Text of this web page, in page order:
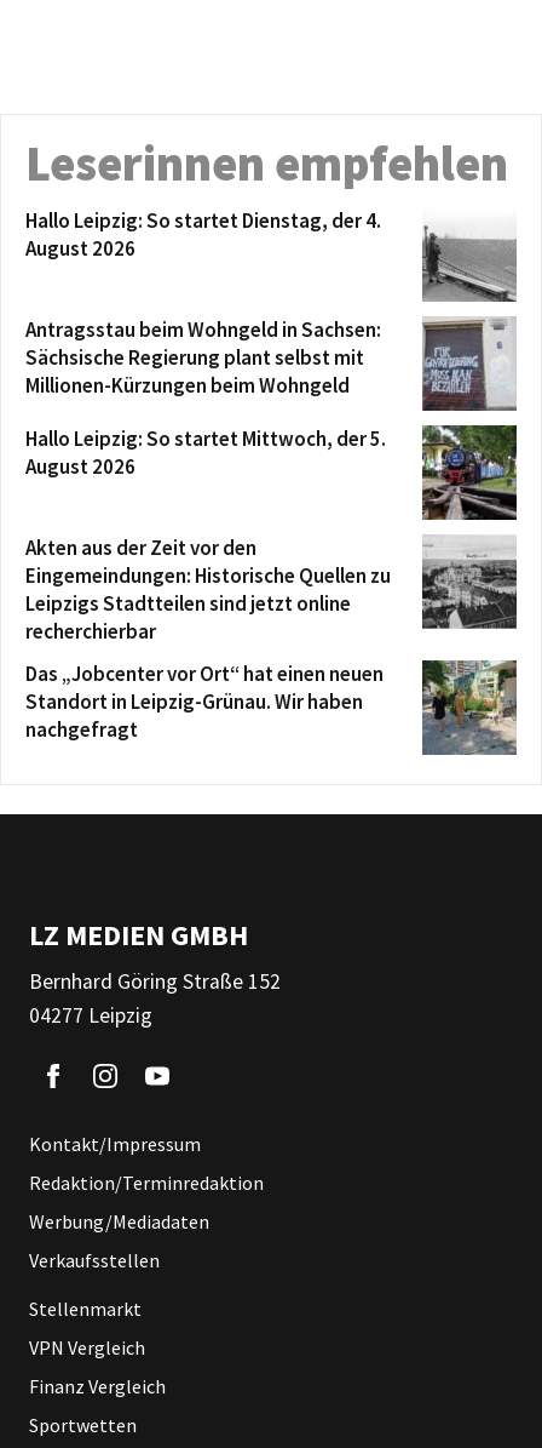
Leserinnen empfehlen
Hallo Leipzig: So startet Dienstag, der 4.
August 2026
Antragsstau beim Wohngeld in Sachsen:
Sächsische Regierung plant selbst mit
Millionen-Kürzungen beim Wohngeld
Hallo Leipzig: So startet Mittwoch, der 5.
August 2026
Akten aus der Zeit vor den
Eingemeindungen: Historische Quellen zu
Leipzigs Stadtteilen sind jetzt online
recherchierbar
Das „Jobcenter vor Ort“ hat einen neuen
Standort in Leipzig-Grünau. Wir haben
nachgefragt
LZ MEDIEN GMBH
Bernhard Göring Straße 152
04277 Leipzig
Kontakt/Impressum
Redaktion/Terminredaktion
Werbung/Mediadaten
Verkaufsstellen
Stellenmarkt
VPN Vergleich
Finanz Vergleich
Sportwetten